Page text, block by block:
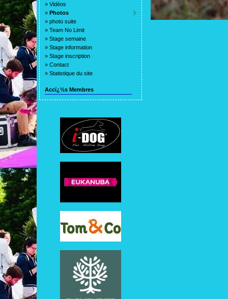
» Vidéos
» Photos
» photo suite
» Team No Limit
» Stage semaine
» Stage information
» Stage inscription
» Contact
» Statistique du site
Accï¿½s Membres